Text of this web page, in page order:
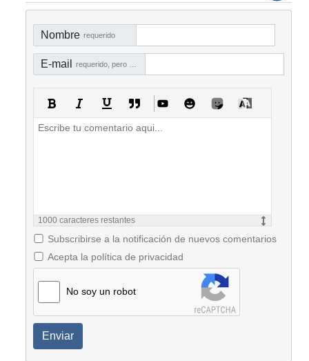
Nombre requerido
E-mail
1000 caracteres restantes
Subscribirse a la notificación de nuevos comentarios
Acepta la política de privacidad
No soy un robot
Enviar